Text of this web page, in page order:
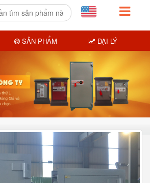
SẢN PHẨM ĐẠI LÝ